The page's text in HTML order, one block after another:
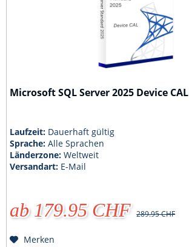
Microsoft SQL Server 2025 Device CAL
Laufzeit: Dauerhaft gültig
Sprache:Alle Sprachen
Länderzone:Weltweit
Versandart: E-Mail
ab 179.95 CHF 289.95 CHF
Merken